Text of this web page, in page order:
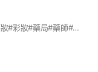
#靠北屈臣氏#靠北#屈臣氏#美妝#藥妝#彩妝#藥局#藥師#連鎖藥局#連鎖藥妝